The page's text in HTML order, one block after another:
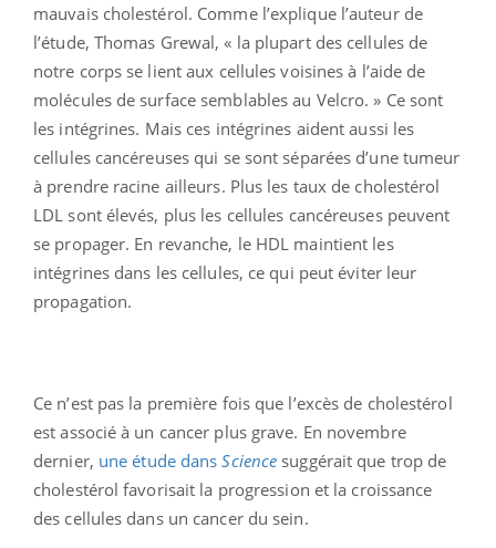
mauvais cholestérol. Comme l’explique l’auteur de
l’étude, Thomas Grewal, « la plupart des cellules de
notre corps se lient aux cellules voisines à l’aide de
molécules de surface semblables au Velcro. » Ce sont
les intégrines. Mais ces intégrines aident aussi les
cellules cancéreuses qui se sont séparées d’une tumeur
à prendre racine ailleurs. Plus les taux de cholestérol
LDL sont élevés, plus les cellules cancéreuses peuvent
se propager. En revanche, le HDL maintient les
intégrines dans les cellules, ce qui peut éviter leur
propagation.
Ce n’est pas la première fois que l’excès de cholestérol
est associé à un cancer plus grave. En novembre
dernier, une étude dansScience suggérait que trop de
cholestérol favorisait la progression et la croissance
des cellules dans un cancer du sein.